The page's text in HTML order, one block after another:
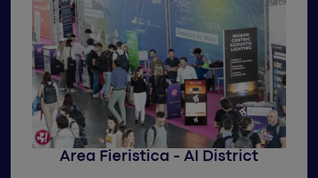
Area Fieristica - AI District